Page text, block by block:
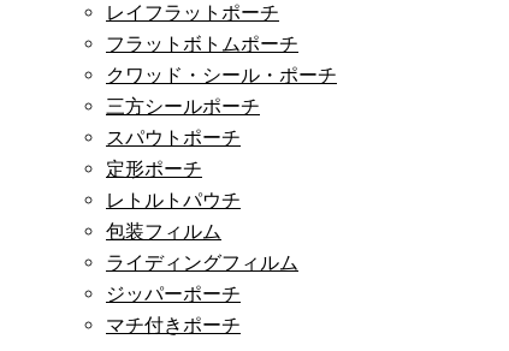
レイフラットポーチ
フラットボトムポーチ
クワッド・シール・ポーチ
三方シールポーチ
スパウトポーチ
定形ポーチ
レトルトパウチ
包装フィルム
ライディングフィルム
ジッパーポーチ
マチ付きポーチ